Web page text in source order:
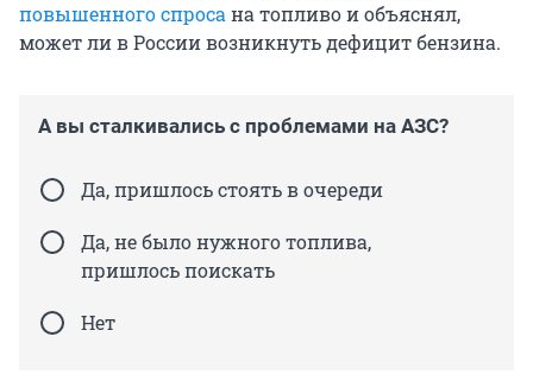
повышенного спросана топливо и объяснял,
может ли в России возникнуть дефицит бензина.
А вы сталкивались с проблемами на АЗС?
Да, пришлось стоять в очереди
Да, не было нужного топлива,
пришлось поискать
Нет